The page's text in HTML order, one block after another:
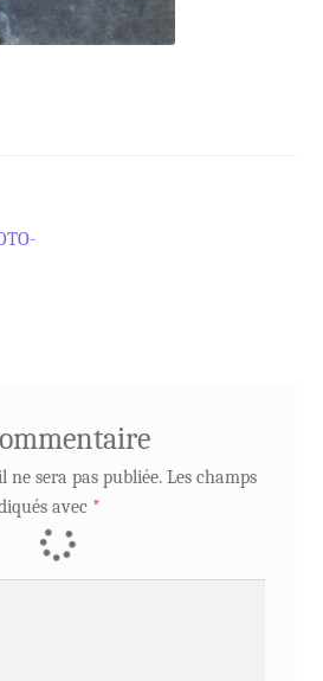
ne sera pas publiée. Les champs
avec *